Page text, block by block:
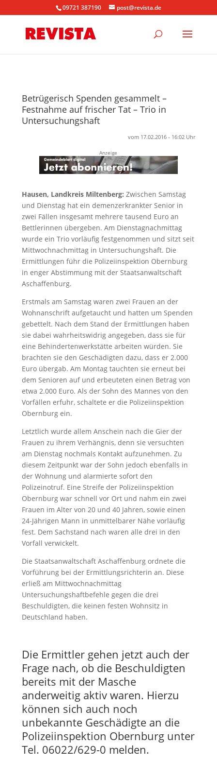
09721 387190 post@revista.de
Betrügerisch Spenden gesammelt –
Festnahme auf frischer Tat – Trio in
Untersuchungshaft
vom 17.02.2016 - 16:02 Uhr
Anzeige
Hausen, Landkreis Miltenberg: Zwischen Samstag
und Dienstag hat ein demenzerkrankter Senior in
zwei Fällen insgesamt mehrere tausend Euro an
Bettlerinnen übergeben. Am Dienstagnachmittag
wurde ein Trio vorläufig festgenommen und sitzt seit
Mittwochnachmittag in Untersuchungshaft. Die
Ermittlungen führ die Polizeiinspektion Obernburg
in enger Abstimmung mit der Staatsanwaltschaft
Aschaffenburg.
Erstmals am Samstag waren zwei Frauen an der
Wohnanschrift aufgetaucht und hatten um Spenden
gebettelt. Nach dem Stand der Ermittlungen haben
sie dabei wahrheitswidrig angegeben, dass sie für
eine Behindertenwerkstätte arbeiten würden. Sie
brachten sie den Geschädigten dazu, dass er 2.000
Euro übergab. Am Montag tauchten sie erneut bei
dem Senioren auf und erbeuteten einen Betrag von
etwa 2.000 Euro. Als der Sohn des Mannes von den
Vorfällen erfuhr, schaltete er die Polizeiinspektion
Obernburg ein.
Letztlich wurde allem Anschein nach die Gier der
Frauen zu ihrem Verhängnis, denn sie versuchten
am Dienstag nochmals Kontakt aufzunehmen. Zu
diesem Zeitpunkt war der Sohn jedoch ebenfalls in
der Wohnung und alarmierte sofort den
Polizeinotruf. Eine Streife der Polizeiinspektion
Obernburg war schnell vor Ort und nahm ein zwei
Frauen im Alter von 20 und 40 Jahren, sowie einen
24-Jährigen Mann in unmittelbarer Nähe vorläufig
fest. Dem Sachstand nach waren alle drei in den
Vorfall verwickelt.
Die Staatsanwaltschaft Aschaffenburg ordnete die
Vorführung bei der Ermittlungsrichterin an. Diese
erließ am Mittwochnachmittag
Untersuchungshaftbefehle gegen die drei
Beschuldigten, die keinen festen Wohnsitz in
Deutschland haben.
Die Ermittler gehen jetzt auch der
Frage nach, ob die Beschuldigten
bereits mit der Masche
anderweitig aktiv waren. Hierzu
können sich auch noch
unbekannte Geschädigte an die
Polizeiinspektion Obernburg unter
Tel. 06022/629-0 melden.